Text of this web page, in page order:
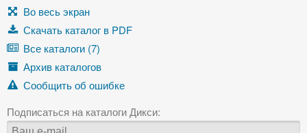
Во весь экран
Скачать каталог в PDF
Все каталоги (7)
Архив каталогов
Сообщить об ошибке
Подписаться на каталоги Дикси: